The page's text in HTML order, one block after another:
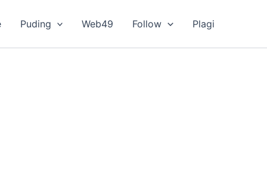
Puding Web49 Follow Plagi